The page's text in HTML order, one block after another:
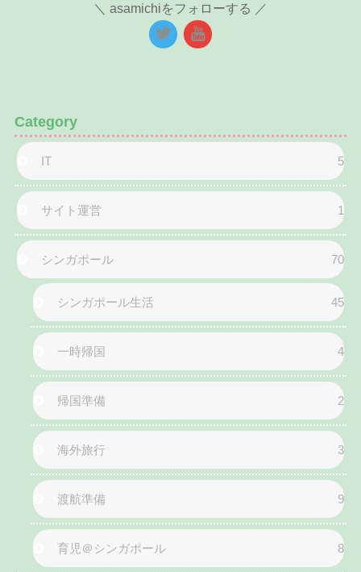
asamichiをフォローする
Category
IT 5
サイト運営 1
シンガポール 70
シンガポール生活 45
一時帰国 4
帰国準備 2
海外旅行 3
渡航準備 9
育児＠シンガポール 8